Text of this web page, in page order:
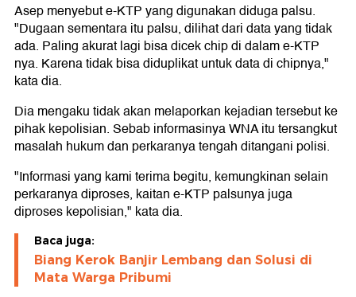
Asep menyebut e-KTP yang digunakan diduga palsu.
"Dugaan sementara itu palsu, dilihat dari data yang tidak
ada. Paling akurat lagi bisa dicek chip di dalam e-KTP
nya. Karena tidak bisa diduplikat untuk data di chipnya,"
kata dia.
Dia mengaku tidak akan melaporkan kejadian tersebut ke
pihak kepolisian. Sebab informasinya WNA itu tersangkut
masalah hukum dan perkaranya tengah ditangani polisi.
"Informasi yang kami terima begitu, kemungkinan selain
perkaranya diproses, kaitan e-KTP palsunya juga
diproses kepolisian," kata dia.
Baca juga:
Biang Kerok Banjir Lembang dan Solusi di
Mata Warga Pribumi